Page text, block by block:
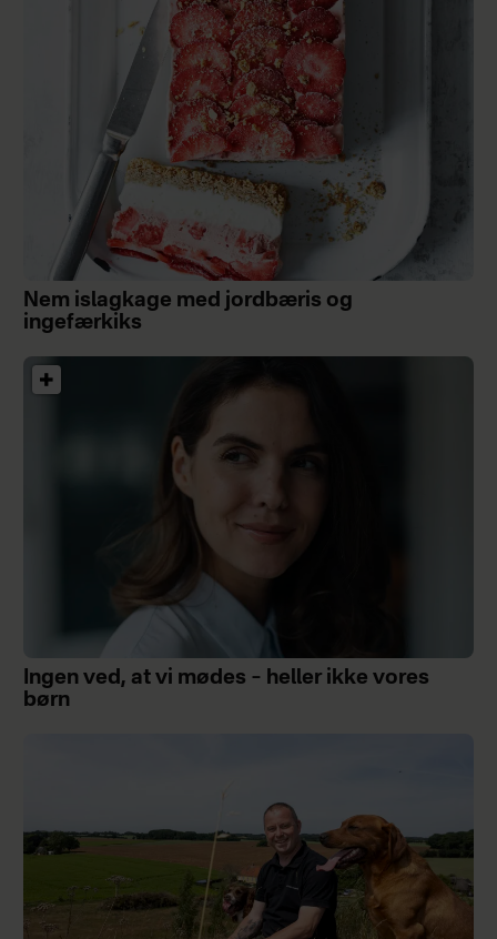
Nem islagkage med jordbæris og
ingefærkiks
Ingen ved, at vi mødes – heller ikke vores
børn